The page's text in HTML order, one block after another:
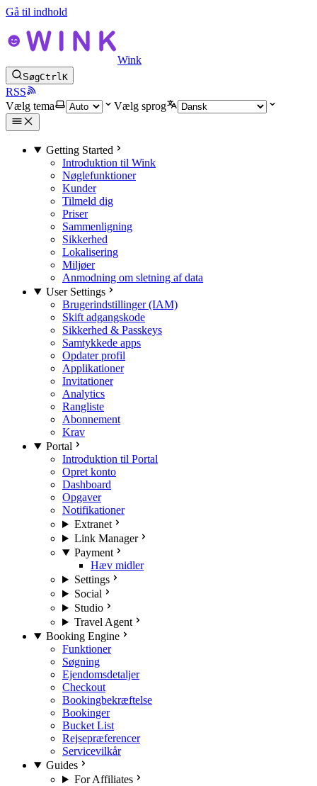
Gå til indhold
Wink
SøgCtrlK
RSS
Vælg tema
Vælg sprog
Getting Started
Introduktion til Wink
Nøglefunktioner
Kunder
Tilmeld dig
Priser
Sammenligning
Sikkerhed
Lokalisering
Miljøer
Anmodning om sletning af data
User Settings
Brugerindstillinger (IAM)
Skift adgangskode
Sikkerhed & Passkeys
Samtykkede apps
Opdater profil
Applikationer
Invitationer
Analytics
Rangliste
Abonnement
Krav
Portal
Introduktion til Portal
Opret konto
Dashboard
Opgaver
Notifikationer
Extranet
Link Manager
Payment
Hæv midler
Settings
Social
Studio
Travel Agent
Booking Engine
Funktioner
Søgning
Ejendomsdetaljer
Checkout
Bookingbekræftelse
Bookinger
Bucket List
Rejsepræferencer
Servicevilkår
Guides
For Affiliates